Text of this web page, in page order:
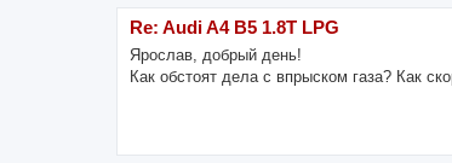
Re: Audi A4 B5 1.8T LPG
Ярослав, добрый день!
Как обстоят дела с впрыском газа? Как